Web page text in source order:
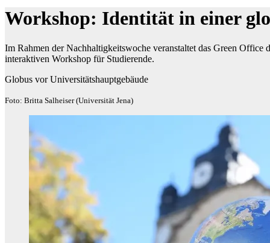
Workshop: Identität in einer
Im Rahmen der Nachhaltigkeitswoche veranstaltet das Green
interaktiven Workshop für Studierende.
Globus vor Universitätshauptgebäude
Foto: Britta Salheiser (Universität Jena)